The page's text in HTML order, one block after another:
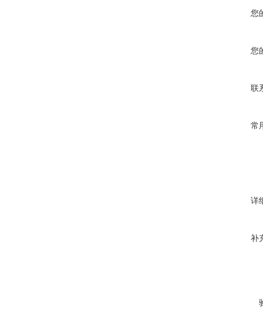
您
您
联
常
详
补